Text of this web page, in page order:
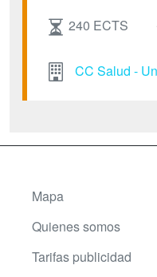
240 ECTS
CC Salud -
Mapa
Quienes somos
Tarifas publicidad